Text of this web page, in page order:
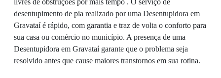
livres de obstruções por mais tempo . O serviço de
desentupimento de pia realizado por uma Desentupidora em
Gravataí é rápido, com garantia e traz de volta o conforto para
sua casa ou comércio no município. A presença de uma
Desentupidora em Gravataí garante que o problema seja
resolvido antes que cause maiores transtornos em sua rotina.